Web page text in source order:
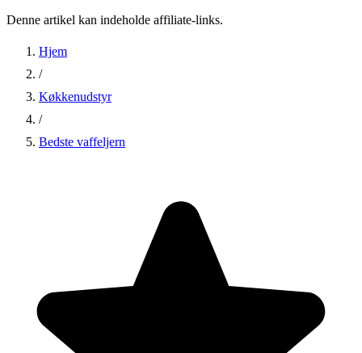
Denne artikel kan indeholde affiliate-links.
Hjem
/
Køkkenudstyr
/
Bedste vaffeljern